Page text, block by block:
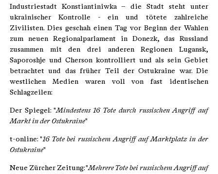
Industriestadt Konstiantiniwka – die Stadt steht unter
ukrainischer Kontrolle - ein und tötete zahlreiche
Zivilisten. Dies geschah einen Tag vor Beginn der Wahlen
zum neuen Regionalparlament in Donezk, das Russland
zusammen mit den drei anderen Regionen Lugansk,
Saporoshje und Cherson kontrolliert und als sein Gebiet
betrachtet und das früher Teil der Ostukraine war. Die
westlichen Medien waren voll von fast identischen
Schlagzeilen:
Der Spiegel: "Mindestens 16 Tote durch russischen Angriff auf
Markt in der Ostukraine"
t-online: "16 Tote bei russischem Angriff auf Marktplatz in der
Ostukraine"
Neue Zürcher Zeitung: "Mehrere Tote bei russischem Angriff auf